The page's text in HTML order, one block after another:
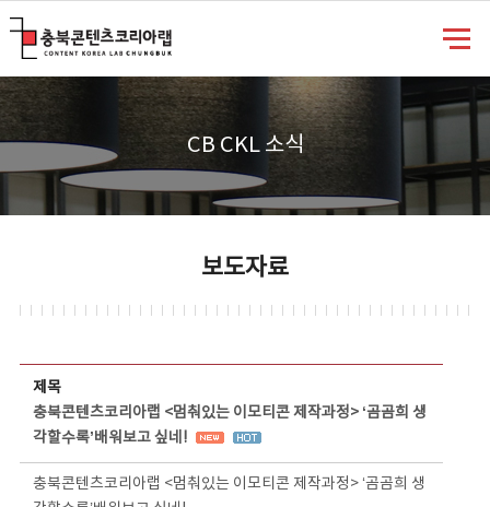
CB CKL 소식
보도자료
제목
충북콘텐츠코리아랩 <멈춰있는 이모티콘 제작과정> ‘곰곰희 생
각할수록’배워보고 싶네!
충북콘텐츠코리아랩 <멈춰있는 이모티콘 제작과정> ‘곰곰희 생